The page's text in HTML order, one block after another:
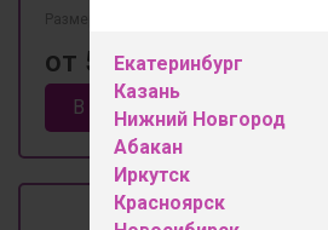
Екатеринбург
Казань
Нижний Новгород
Абакан
Иркутск
Красноярск
Размеры 1200мм×1020мм×1100мм
от 55 450 ₽
В корзину